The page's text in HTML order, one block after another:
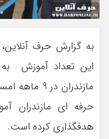
به گزارش حرف
این تعداد آموزش
مازندران
هدفگذاری کرده است.